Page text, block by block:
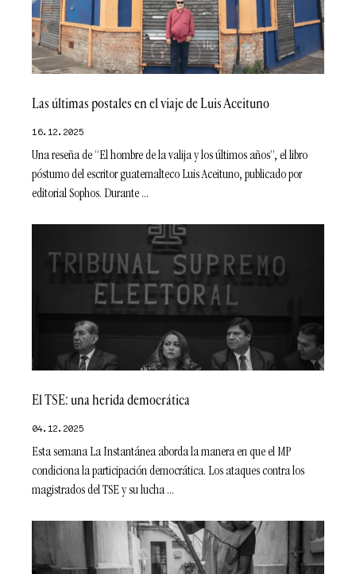
Las últimas postales en el viaje de Luis Aceituno
16.12.2025
Una reseña de “El hombre de la valija y los últimos años”, el libro
póstumo del escritor guatemalteco Luis Aceituno, publicado por
editorial Sophos. Durante
El TSE: una herida democrática
04.12.2025
Esta semana La Instantánea aborda la manera en que el MP
condiciona la participación democrática. Los ataques contra los
magistrados del TSE y su lucha